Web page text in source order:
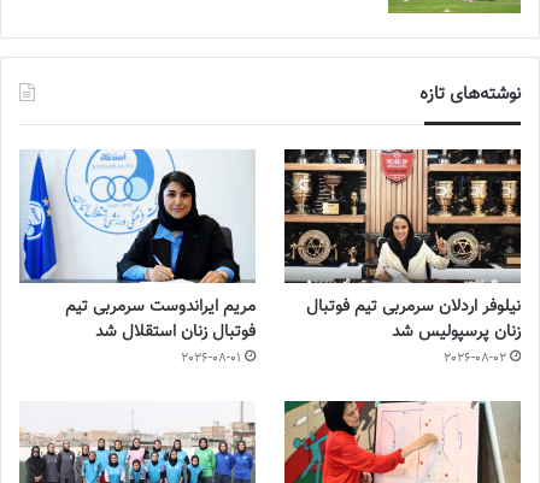
نوشته‌های تازه
نیلوفر اردلان سرمربی تیم فوتبال
زنان پرسپولیس شد
2026-08-02
مریم ایراندوست سرمربی تیم
فوتبال زنان استقلال شد
2026-08-01